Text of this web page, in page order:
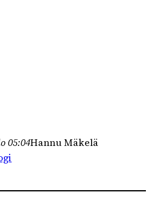
05:04Hannu Mäkelä